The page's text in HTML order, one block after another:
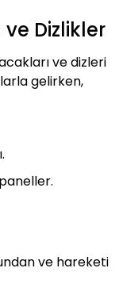
Dizlikler
ve dizleri
gelirken,
ve hareketi